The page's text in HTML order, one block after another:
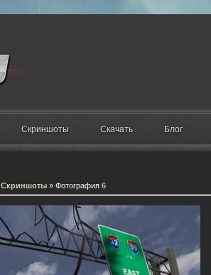
Скриншоты Скачать Блог
Скриншоты » Фотография 6